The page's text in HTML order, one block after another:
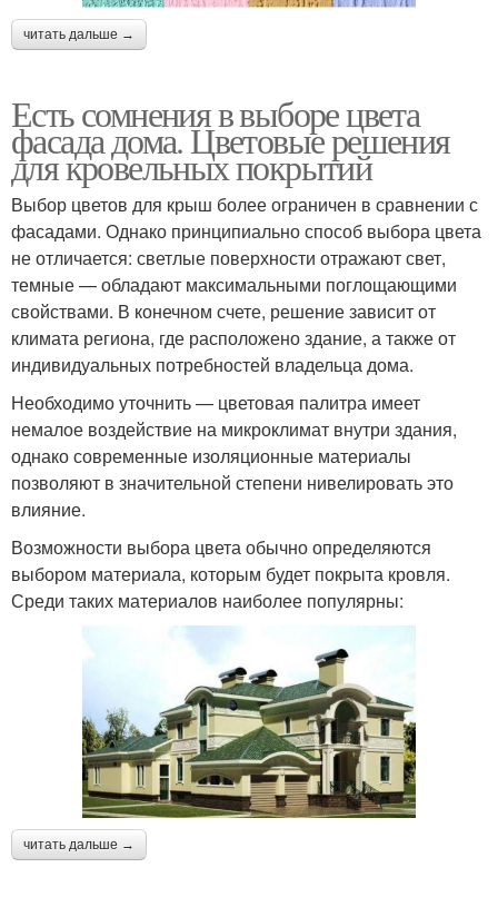
читать дальше →
Есть сомнения в выборе цвета
фасада дома. Цветовые решения
для кровельных покрытий
Выбор цветов для крыш более ограничен в сравнении с
фасадами. Однако принципиально способ выбора цвета
не отличается: светлые поверхности отражают свет,
темные — обладают максимальными поглощающими
свойствами. В конечном счете, решение зависит от
климата региона, где расположено здание, а также от
индивидуальных потребностей владельца дома.
Необходимо уточнить — цветовая палитра имеет
немалое воздействие на микроклимат внутри здания,
однако современные изоляционные материалы
позволяют в значительной степени нивелировать это
влияние.
Возможности выбора цвета обычно определяются
выбором материала, которым будет покрыта кровля.
Среди таких материалов наиболее популярны:
читать дальше →